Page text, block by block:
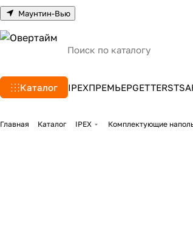
Маунтин-Вью
Каталог IPEXПРЕМЬЕРGETTERS
Главная Каталог IPEX Комплектующие